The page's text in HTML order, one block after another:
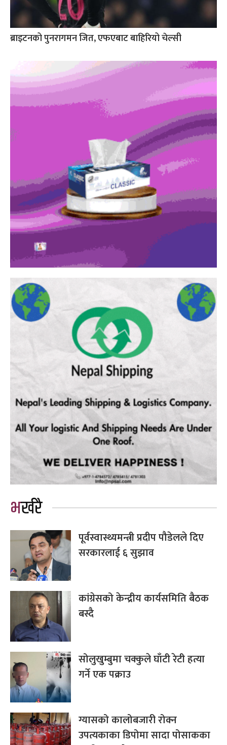
ब्राइटनको पुनरागमन जित, एफएबाट बाहिरियो चेल्सी
भर्खरै
पूर्वस्वास्थ्यमन्त्री प्रदीप पौडेलले दिए
सरकारलाई ६ सुझाव
कांग्रेसको केन्द्रीय कार्यसमिति बैठक
बस्दै
सोलुखुम्बुमा चक्कुले घाँटी रेटी हत्या
गर्ने एक पक्राउ
ग्यासको कालोबजारी रोक्न
उपत्यकाका डिपोमा सादा पोसाकका